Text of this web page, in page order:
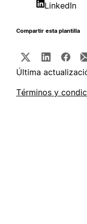
LinkedIn
Compartir esta plantilla
Última
Términos y